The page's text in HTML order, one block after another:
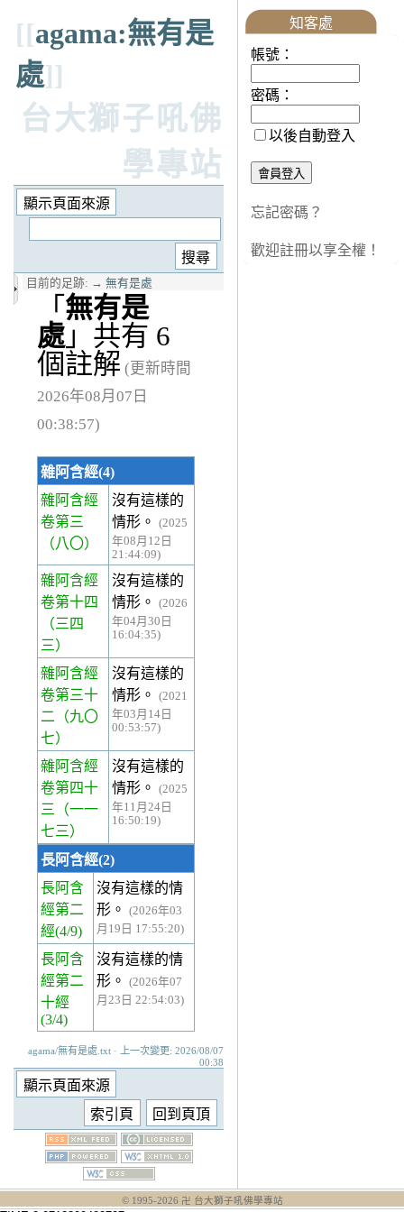
[[agama:無有是
處]]
台大獅子吼佛
學專站
目前的足跡: → 無有是處
「 無有是
處 」共有 6
個註解 (更新時間
2026年08月07日
00:38:57)
雜阿含經(4)
雜阿含經
卷第三
（八〇）
沒有這樣的
情形。
(2025
年08月12日
21:44:09)
雜阿含經
卷第十四
（三四
三）
沒有這樣的
情形。
(2026
年04月30日
16:04:35)
雜阿含經
卷第三十
二 （九〇
七）
沒有這樣的
情形。
(2021
年03月14日
00:53:57)
雜阿含經
卷第四十
三
（一一
七三）
沒有這樣的
情形。
(2025
年11月24日
16:50:19)
長阿含經(2)
長阿含
經第二
經(4/9)
沒有這樣的情
形。
(2026年03
月19日 17:55:20)
長阿含
經第二
十經
(3/4)
沒有這樣的情
形。
(2026年07
月23日 22:54:03)
agama/無有是處.txt · 上一次變更: 2026/08/07
00:38
知客處
帳號：
密碼：
以後自動登入
忘記密碼？
歡迎註冊以享全權！
© 1995-2026 卍 台大獅子吼佛學專站